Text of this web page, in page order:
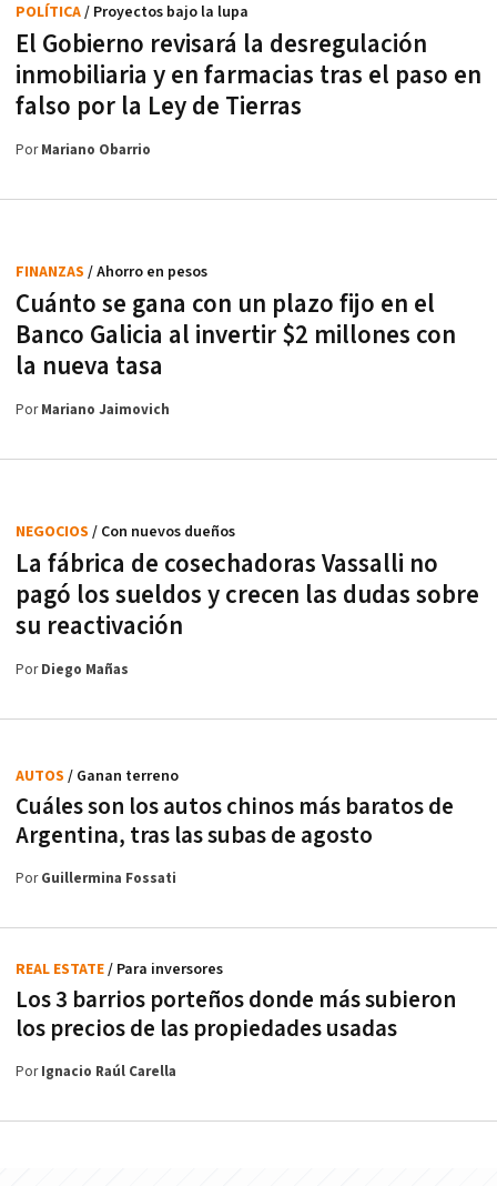
El Gobierno revisará la desregulación
inmobiliaria y en farmacias tras el paso en
falso por la Ley de Tierras
POLÍTICA/ Proyectos bajo la lupa
PorMariano Obarrio
Cuánto se gana con un plazo fijo en el
Banco Galicia al invertir $2 millones con
la nueva tasa
FINANZAS / Ahorro en pesos
PorMariano Jaimovich
La fábrica de cosechadoras Vassalli no
pagó los sueldos y crecen las dudas sobre
su reactivación
NEGOCIOS / Con nuevos dueños
PorDiego Mañas
Cuáles son los autos chinos más baratos de
Argentina, tras las subas de agosto
AUTOS / Ganan terreno
PorGuillermina Fossati
Los 3 barrios porteños donde más subieron
los precios de las propiedades usadas
REAL ESTATE/ Para inversores
PorIgnacio Raúl Carella